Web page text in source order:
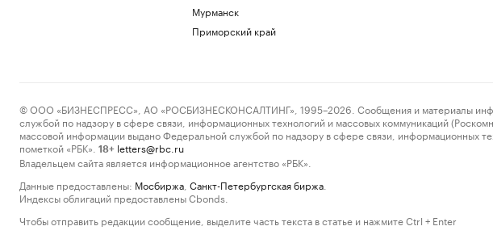
Мурманск
Приморский край
© ООО «БИЗНЕСПРЕСС», АО «РОСБИЗНЕСКОНСАЛТИНГ», 1995–2026. Сообщения и материалы
службой по надзору в сфере связи, информационных технологий и массовых коммуникаций
массовой информации выдано Федеральной службой по надзору в сфере связи, информационных
пометкой «РБК».
18+ letters@rbc.ru
Владельцем сайта является информационное агентство «РБК».
Данные предоставлены: Мосбиржа Санкт-Петербургская биржа
Индексы облигаций предоставлены Cbonds.
Чтобы отправить редакции сообщение, выделите часть текста в статье и нажмите Ctrl + Enter